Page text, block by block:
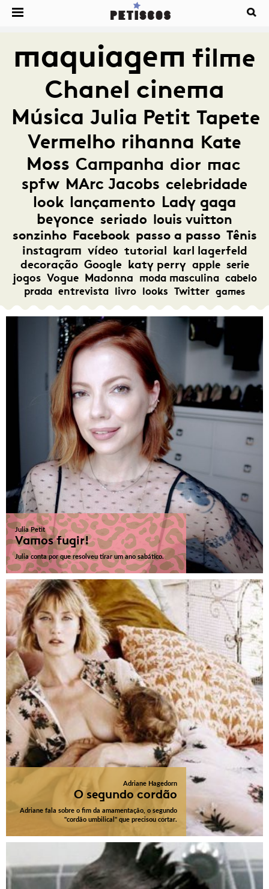
maquiagem filme
Chanel cinema
Música Julia Petit Tapete
Vermelho rihanna Kate
Moss Campanha dior mac
spfw MArc Jacobs celebridade
look lançamento Lady gaga
beyonce seriado louis vuitton
sonzinho Facebook passo a passo Tênis
instagram vídeo tutorial karl lagerfeld
decoração Google katy perry apple serie
jogos Vogue Madonna moda masculina cabelo
prada entrevista livro looks Twitter games
Julia Petit
Vamos fugir!
Julia conta por que resolveu tirar um ano sabático.
Adriane Hagedorn
O segundo cordão
Adriane fala sobre o fim da amamentação, o segundo
"cordão umbilical" que precisou cortar.